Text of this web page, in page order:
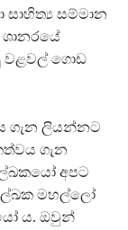
සම්මාන
වළවල් ගොඩ
ගැන ලියන්නට
ගැන
අපට
මහල්ලෝ
ය. ඔවුන්